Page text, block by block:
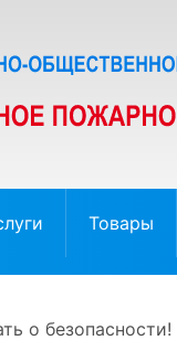
Товары
о безопасности!